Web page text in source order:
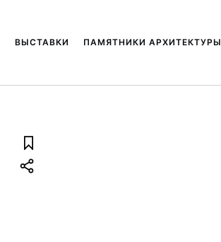
ВЫСТАВКИ ПАМЯТНИКИ АРХИТЕКТУРЫ